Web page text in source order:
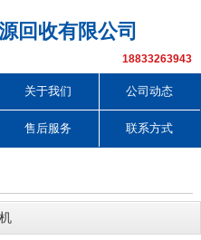
回收有限公司
18833263943
关于我们 公司动态
售后服务 联系方式